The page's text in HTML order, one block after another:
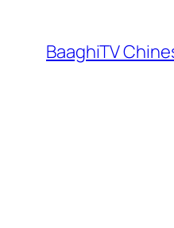
content
BaaghiTV